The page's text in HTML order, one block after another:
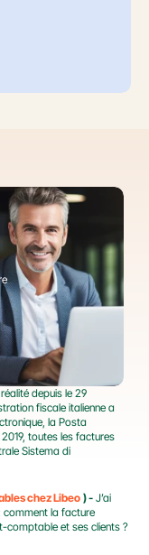
depuis le 29
fiscale italienne a
la Posta
2019, toutes les factures
Sistema di
chez Libeo ) - J’ai
comment la facture
comptable et ses clients ?